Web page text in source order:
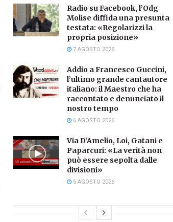
Radio su Facebook, l’Odg
Molise diffida una presunta
testata: «Regolarizzi la
propria posizione»
7 AGOSTO 2026
Addio a Francesco Guccini,
l’ultimo grande cantautore
italiano: il Maestro che ha
raccontato e denunciato il
nostro tempo
6 AGOSTO 2026
Via D’Amelio, Loi, Gatani e
Paparcuri: «La verità non
può essere sepolta dalle
divisioni»
5 AGOSTO 2026